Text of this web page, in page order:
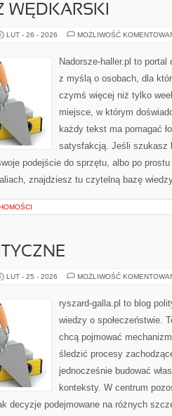
WĘDKARSKI
LUT - 26 - 2026 MOŻLIWOŚĆ
Nadorsze-haller.pl to portal
z myślą o osobach, dla
czymś więcej niż tylko
miejsce, w którym
każdy tekst ma pomagać
satysfakcją. Jeśli szukasz
podejście do sprzętu, albo po
znajdziesz tu czytelną bazę
LUT - 25 - 2026 MOŻLIWOŚĆ
ryszard-galla.pl to blog
wiedzy o społeczeństwie.
chcą pojmować
śledzić procesy
jednocześnie budować
konteksty. W centrum
decyzje podejmowane na różnych